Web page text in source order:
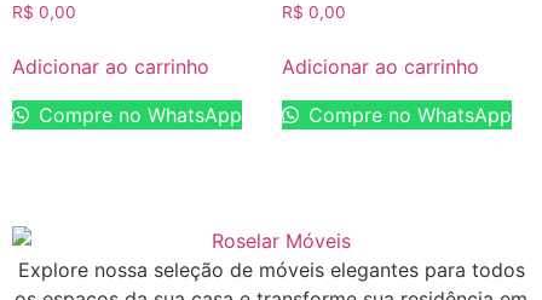
R$ 0,00
Adicionar ao carrinho
Compre no WhatsApp
R$ 0,00
Adicionar ao carrinho
Compre no WhatsApp
Explore nossa seleção de móveis elegantes para todos